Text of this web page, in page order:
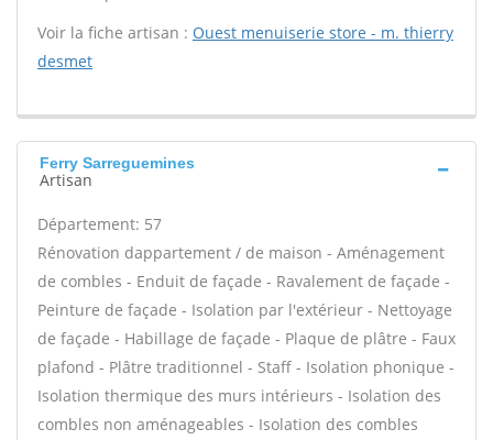
Voir la fiche artisan : Ouest menuiserie store - m. thierry
desmet
Ferry Sarreguemines
Artisan
Département: 57
Rénovation dappartement / de maison - Aménagement
de combles - Enduit de façade - Ravalement de façade -
Peinture de façade - Isolation par l'extérieur - Nettoyage
de façade - Habillage de façade - Plaque de plâtre - Faux
plafond - Plâtre traditionnel - Staff - Isolation phonique -
Isolation thermique des murs intérieurs - Isolation des
combles non aménageables - Isolation des combles